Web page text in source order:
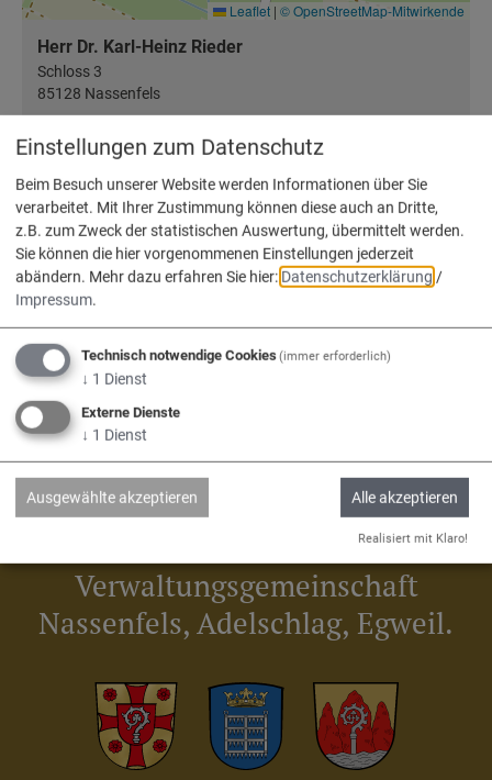
Leaflet | © OpenStreetMap-Mitwirkende
Herr Dr. Karl-Heinz Rieder
Schloss 3
85128 Nassenfels
Info-Adresse
Verein für Heimatpflege im Schuttergäu
Herr Dr. Karl Heinz Rieder
Am Brühl 16
0170 4358172
Verwaltungsgemeinschaft
Nassenfels, Adelschlag, Egweil.
Einstellungen zum Datenschutz
Beim Besuch unserer Website werden Informationen über Sie
verarbeitet. Mit Ihrer Zustimmung können diese auch an Dritte,
z.B. zum Zweck der statistischen Auswertung, übermittelt werden.
Sie können die hier vorgenommenen Einstellungen jederzeit
abändern. Mehr dazu erfahren Sie hier: Datenschutzerklärung /
Impressum.
Technisch notwendige Cookies(immer erforderlich)
↓ 1 Dienst
Externe Dienste
↓ 1 Dienst
Ausgewählte akzeptieren Alle akzeptieren
Realisiert mit Klaro!